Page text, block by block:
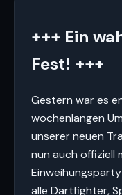
+++ Ein
Fest! +++
Gestern war es
wochenlangen
unserer neuen
nun auch offiziell
alle Dartfighter,